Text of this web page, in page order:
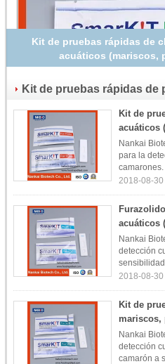
Kit de pruebas rápidas de
acuáticos (mariscos,
Kit de pruebas rápidas de
Kit de
acuáticos
Nankai
para la
2018-08-30
acuáticos
Nankai
detección
2018-08-
Kit de
mariscos,
Nankai
detección
camarón a